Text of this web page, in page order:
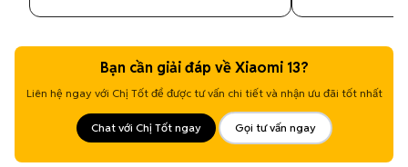
Bạn cần giải đáp về Xiaomi 13?
Liên hệ ngay với Chị Tốt để được tư vấn chi tiết và nhận ưu đãi tốt nhất
Chat với Chị Tốt ngay Gọi tư vấn ngay